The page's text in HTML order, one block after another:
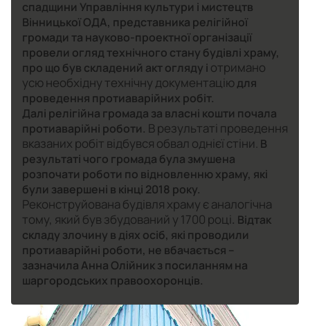
спадщини Управління культури і мистецтв
Вінницької ОДА, представника релігійної
громади та науково-проектної організації
провели огляд технічного стану будівлі храму,
про що був складений акт огляду і отримано
усю необхідну технічну документаціюдля
проведення протиаварійних робіт.
Далі релігійна громада за власні кошти почала
протиаварійні роботи. В результаті проведення
вказаних робіт відбувся обвал однієї стіни. В
результаті чого громада була змушена
розпочати роботи по відновленню храму, які
були завершені в кінці 2018 року.
Реконструйована будівля храму є аналогічна
тому, який був збудований у 1700 році. Відтак
складу злочину в діях осіб, які проводили
протиаварійні роботи, не вбачається –
зазначила Анна Олійник з посиланням на
шаргородських правоохоронців.